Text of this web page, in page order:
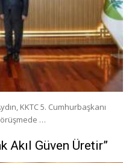
KKTC 5. Cumhurbaşkanı
…
Akıl Güven Üretir”